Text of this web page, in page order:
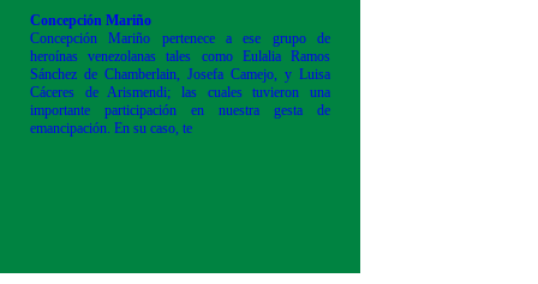
Concepción Mariño
Concepción Mariño pertenece a ese grupo de
heroínas venezolanas tales como Eulalia Ramos
Sánchez de Chamberlain, Josefa Camejo, y Luisa
Cáceres de Arismendi; las cuales tuvieron una
importante participación en nuestra gesta de
emancipación. En su caso, te